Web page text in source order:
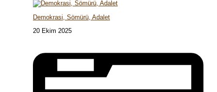
Demokrasi, Sömürü, Adalet
20 Ekim 2025